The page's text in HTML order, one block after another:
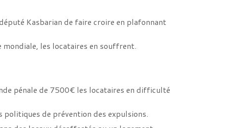
Kasbarian de faire croire en plafonnant
mondiale, les locataires en souffrent.
pénale de 7500€ les locataires en difficulté
politiques de prévention des expulsions.